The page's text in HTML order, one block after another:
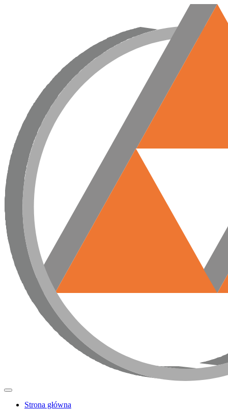
Strona główna